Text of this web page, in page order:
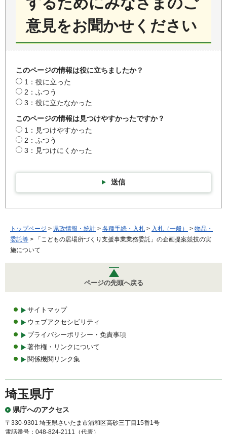
意見をお聞かせください
このページの情報は役に立ちましたか？
1：役に立った
2：ふつう
3：役に立たなかった
このページの情報は見つけやすかったですか？
1：見つけやすかった
2：ふつう
3：見つけにくかった
送信
トップページ > 県政情報・統計 > 各種手続・入札 > 入札（一般） > 物品・
委託等 > 「こどもの居場所づくり支援事業業務委託」の企画提案競技の実
施について
ページの先頭へ戻る
サイトマップ
ウェブアクセシビリティ
プライバシーポリシー・免責事項
著作権・リンクについて
関係機関リンク集
埼玉県庁
県庁へのアクセス
〒330-9301 埼玉県さいたま市浦和区高砂三丁目15番1号
電話番号：048-824-2111（代表）